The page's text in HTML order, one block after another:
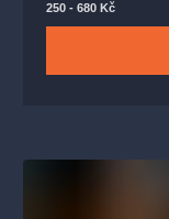
250 - 680 Kč